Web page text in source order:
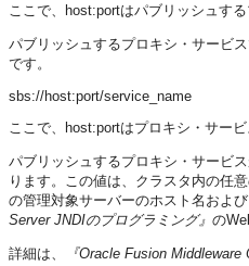
ここで、host:portはパブリッシュす
パブリッシュするプロキシ・サービ
です。
sbs://host:port/service_name
ここで、host:portはプロキシ・サー
パブリッシュするプロキシ・サービ
ります。この値は、クラスタ内の任
の管理対象サーバーのホスト名およ
Server JNDIのプログラミング』 の
詳細は、 『Oracle Fusion